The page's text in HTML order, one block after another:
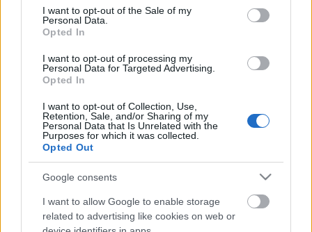
consent section.
I want to opt-out of the Sale of my
Personal Data.
Opted In
I want to opt-out of processing my
Personal Data for Targeted Advertising.
Opted In
I want to opt-out of Collection, Use,
Retention, Sale, and/or Sharing of my
Personal Data that Is Unrelated with the
Purposes for which it was collected.
Opted Out
Google consents
I want to allow Google to enable storage
related to advertising like cookies on web or
Az őszi kertészeti vásárok, vagy épp az őszi
kertrendezéshez kapcsolódó kertészeti
bevásárlókörutak egyik slágernövénye a
pampafű. Sokan első látásra beleszeretnek ebbe az
azonnali vásárlás követ. Sajnos gyakran éri…